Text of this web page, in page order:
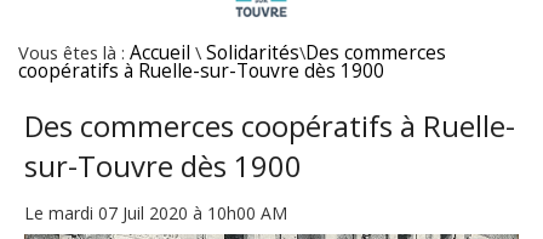
Vous êtes là : Accueil \ Solidarités\Des commerces
coopératifs à Ruelle-sur-Touvre dès 1900
Des commerces coopératifs à Ruelle-
sur-Touvre dès 1900
Le mardi 07 Juil 2020 à 10h00 AM